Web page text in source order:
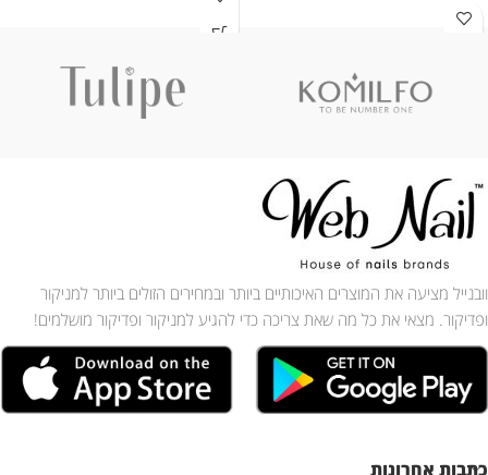
וובנייל מציעה את המוצרים האיכותיים ביותר ובמחירים הזולים ביותר למניקור
ופדיקור. מצאי את כל מה שאת צריכה כדי להגיע למניקור ופדיקור מושלמים!
כתבות אחרונות